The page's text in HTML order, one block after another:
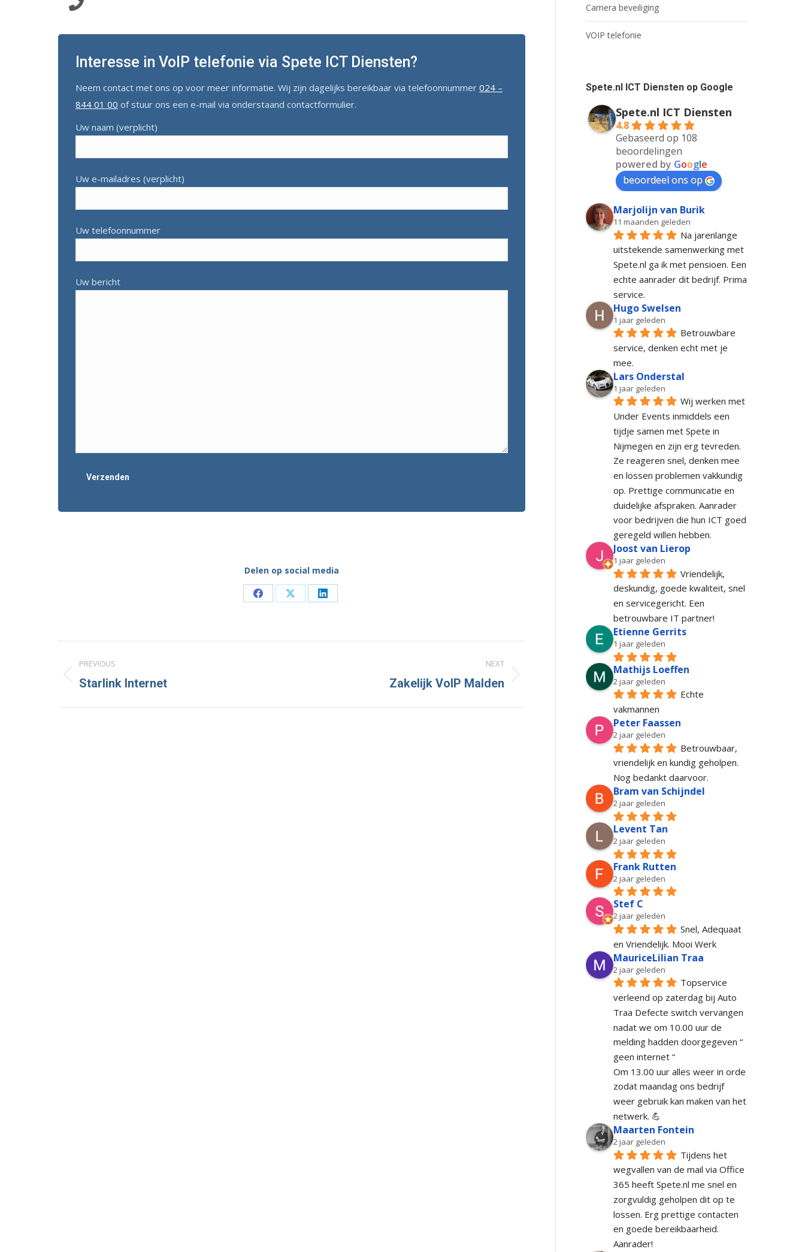
Interesse in VoIP telefonie via Spete ICT Diensten?
Neem contact met ons op voor meer informatie. Wij zijn dagelijks bereikbaar via telefoonnummer 024 –
844 01 00 of stuur ons een e-mail via onderstaand contactformulier.
Uw naam (verplicht)
Uw e-mailadres (verplicht)
Uw telefoonnummer
Uw bericht
Delen op social media
Share Share Share
navigation
PREVIOUS
Previous
Starlink Internet
NEXT
Zakelijk VoIP Malden
Camera beveiliging
VOIP telefonie
Spete.nl ICT Diensten op Google
Spete.nl ICT Diensten
4.8
Gebaseerd op 108
beoordelingen
powered by Google
beoordeel ons op
Marjolijn van Burik
11 maanden geleden
Na jarenlange
uitstekende samenwerking met
Spete.nl ga ik met pensioen. Een
echte aanrader dit bedrijf. Prima
service.
Hugo Swelsen
1 jaar geleden
Betrouwbare
service, denken echt met je
mee.
Lars Onderstal
1 jaar geleden
Wij werken met
Under Events inmiddels een
tijdje samen met Spete in
Nijmegen en zijn erg tevreden.
Ze reageren snel, denken mee
en lossen problemen vakkundig
op. Prettige communicatie en
duidelijke afspraken. Aanrader
voor bedrijven die hun ICT goed
geregeld willen hebben.
Joost van Lierop
1 jaar geleden
Vriendelijk,
deskundig, goede kwaliteit, snel
en servicegericht. Een
betrouwbare IT partner!
Etienne Gerrits
1 jaar geleden
Mathijs Loeffen
2 jaar geleden
Echte
vakmannen
Peter Faassen
2 jaar geleden
Betrouwbaar,
vriendelijk en kundig geholpen.
Nog bedankt daarvoor.
Bram van Schijndel
2 jaar geleden
Levent Tan
2 jaar geleden
Frank Rutten
2 jaar geleden
Stef C
2 jaar geleden
Snel, Adequaat
en Vriendelijk. Mooi Werk
MauriceLilian Traa
2 jaar geleden
Topservice
verleend op zaterdag bij Auto
Traa Defecte switch vervangen
nadat we om 10.00 uur de
melding hadden doorgegeven “
geen internet “
Om 13.00 uur alles weer in orde
zodat maandag ons bedrijf
weer gebruik kan maken van het
netwerk. 💪
Maarten Fontein
2 jaar geleden
Tijdens het
wegvallen van de mail via Office
365 heeft Spete.nl me snel en
zorgvuldig geholpen dit op te
lossen. Erg prettige contacten
en goede bereikbaarheid.
Aanrader!